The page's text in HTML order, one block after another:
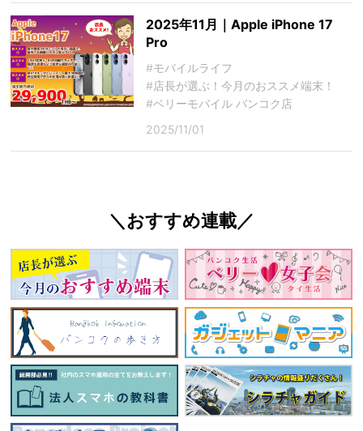
2025年11月｜Apple iPhone 17
Pro
#モバイルライフ
#店長が選ぶ！今月のおススメ端末！
#ベリーモバイル バンコク店
2025/11/01
＼おすすめ連載／